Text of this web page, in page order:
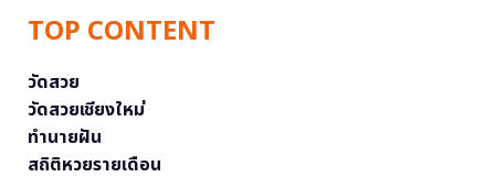
TOP CONTENT
วัดสวย
วัดสวยเชียงใหม่
ทำนายฝัน
สถิติหวยรายเดือน